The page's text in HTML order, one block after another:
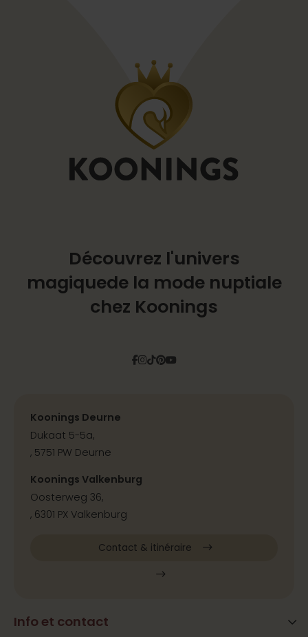
Découvrez l'univers
magiquede la mode nuptiale
chez Koonings
Facebook
Instagram
Tiktok
Pinterest
YouTube
Info et contact
Koonings Deurne
Dukaat 5-5a,
, 5751 PW Deurne
Koonings Valkenburg
Oosterweg 36,
, 6301 PX Valkenburg
Contact & itinéraire